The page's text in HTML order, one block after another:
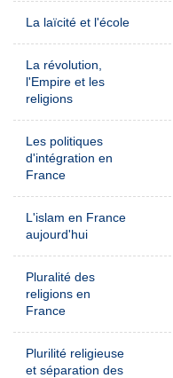
La laïcité et l'école
La révolution,
l'Empire et les
religions
Les politiques
d'intégration en
France
L'islam en France
aujourd'hui
Pluralité des
religions en
France
Plurilité religieuse
et séparation des